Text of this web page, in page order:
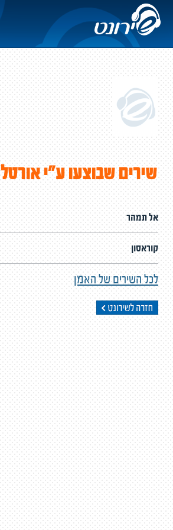
שירים שבוצעו ע"י אורטל
אל תמהר
קוראסון
לכל השירים של האמן